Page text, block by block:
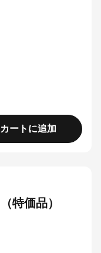
カートに追加
特価品）